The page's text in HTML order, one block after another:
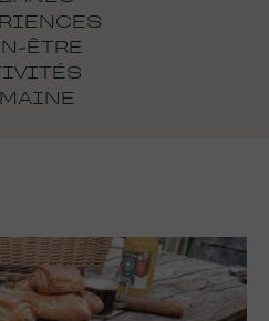
ÊTRE